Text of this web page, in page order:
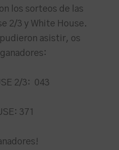
los sorteos de las
2/3 y White House.
asistir, os
2/3: 043
371